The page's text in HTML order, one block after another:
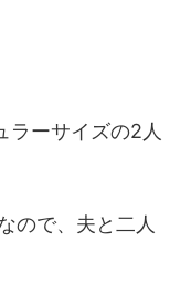
ラーサイズの2人
ので、夫と二人